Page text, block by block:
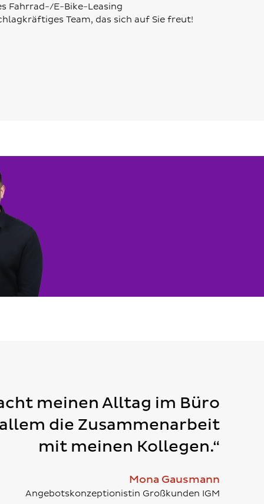
Fahrrad-/E-Bike-Leasing
Team, das sich auf Sie freut!
meinen Alltag im Büro
die Zusammenarbeit
mit meinen Kollegen.“
Mona Gausmann
Angebotskonzeptionistin Großkunden IGM